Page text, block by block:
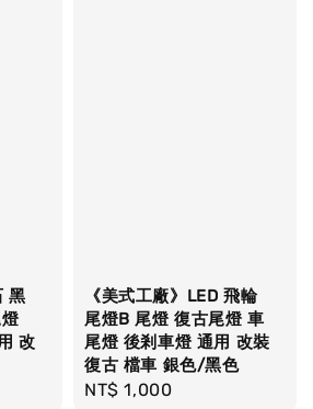
黑
改
《美式工廠》LED 飛輪
尾燈B 尾燈 復古尾燈 車
尾燈 後剎車燈 通用 改裝
復古 檔車 銀色/黑色
Regular
NT$ 1,000